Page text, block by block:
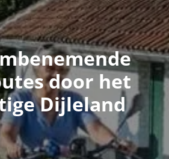
door het
Dijleland